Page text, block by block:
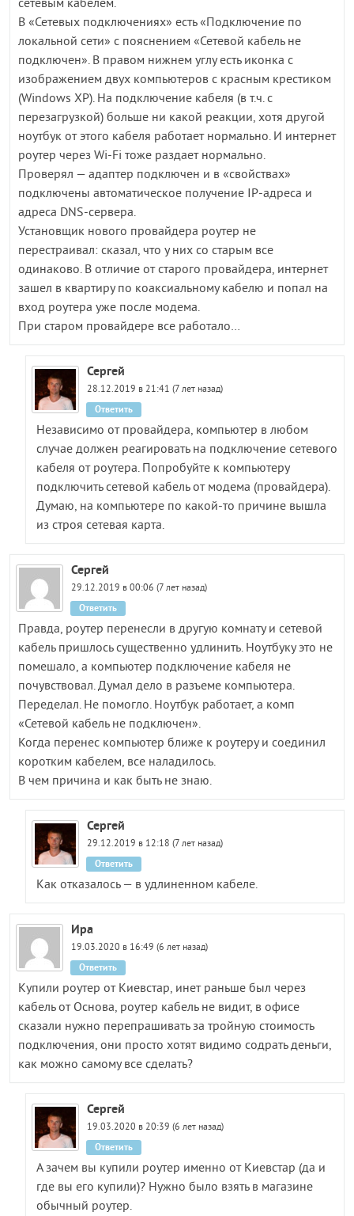
сетевым кабелем.
В «Сетевых подключениях» есть «Подключение по
локальной сети» с пояснением «Сетевой кабель не
подключен». В правом нижнем углу есть иконка с
изображением двух компьютеров с красным крестиком
(Windows XP). На подключение кабеля (в т.ч. с
перезагрузкой) больше ни какой реакции, хотя другой
ноутбук от этого кабеля работает нормально. И интернет
роутер через Wi-Fi тоже раздает нормально.
Проверял — адаптер подключен и в «свойствах»
подключены автоматическое получение IP-адреса и
адреса DNS-сервера.
Установщик нового провайдера роутер не
перестраивал: сказал, что у них со старым все
одинаково. В отличие от старого провайдера, интернет
зашел в квартиру по коаксиальному кабелю и попал на
вход роутера уже после модема.
При старом провайдере все работало…
Сергей
28.12.2019 в 21:41 (7 лет назад)
Независимо от провайдера, компьютер в любом
случае должен реагировать на подключение сетевого
кабеля от роутера. Попробуйте к компьютеру
подключить сетевой кабель от модема (провайдера).
Думаю, на компьютере по какой-то причине вышла
из строя сетевая карта.
Ответить
Сергей
29.12.2019 в 00:06 (7 лет назад)
Правда, роутер перенесли в другую комнату и сетевой
кабель пришлось существенно удлинить. Ноутбуку это не
помешало, а компьютер подключение кабеля не
почувствовал. Думал дело в разъеме компьютера.
Переделал. Не помогло. Ноутбук работает, а комп
«Сетевой кабель не подключен».
Когда перенес компьютер ближе к роутеру и соединил
коротким кабелем, все наладилось.
В чем причина и как быть не знаю.
Ответить
Сергей
29.12.2019 в 12:18 (7 лет назад)
Как отказалось — в удлиненном кабеле.
Ответить
Ира
19.03.2020 в 16:49 (6 лет назад)
Купили роутер от Киевстар, инет раньше был через
кабель от Основа, роутер кабель не видит, в офисе
сказали нужно перепрашивать за тройную стоимость
подключения, они просто хотят видимо содрать деньги,
как можно самому все сделать?
Ответить
Сергей
19.03.2020 в 20:39 (6 лет назад)
А зачем вы купили роутер именно от Киевстар (да и
где вы его купили)? Нужно было взять в магазине
обычный роутер.
Ответить